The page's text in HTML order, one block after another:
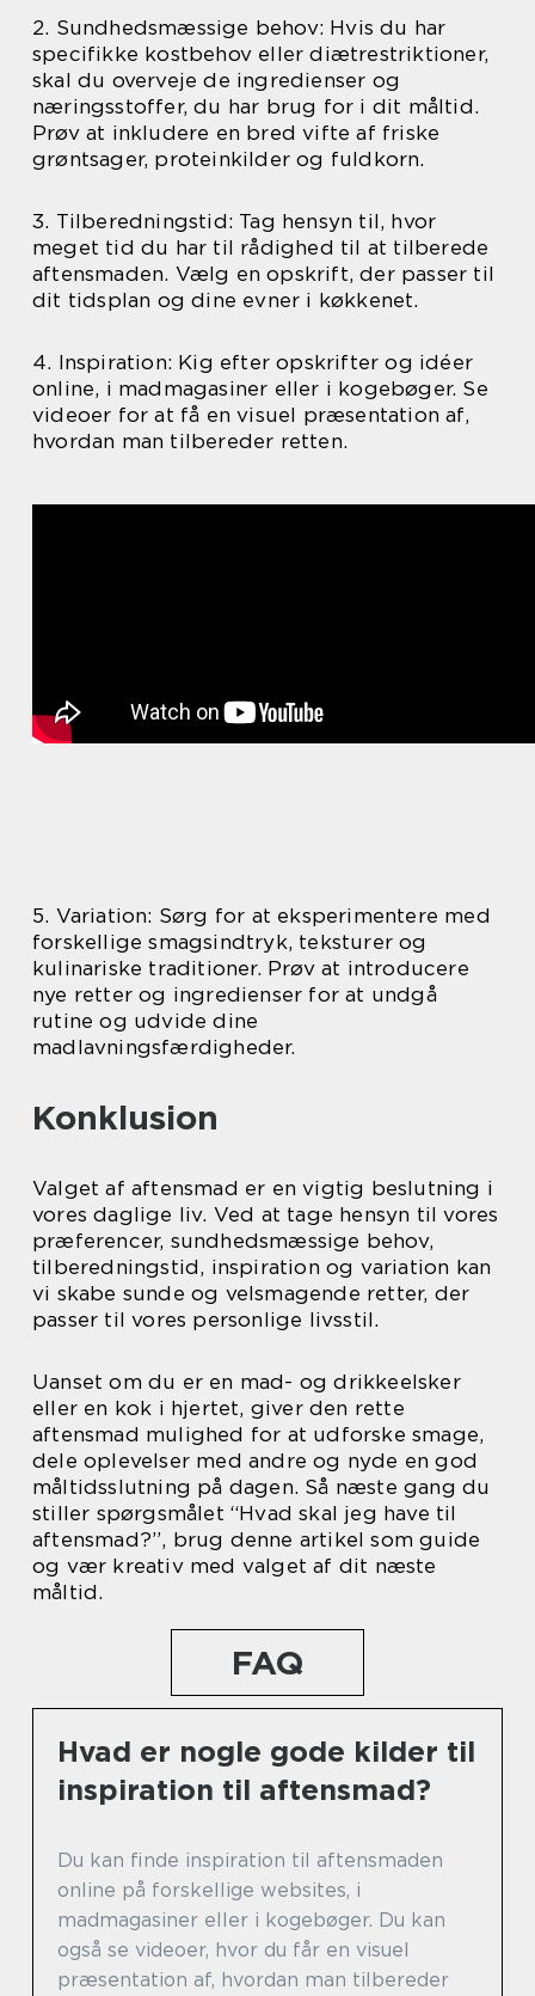
2. Sundhedsmæssige behov: Hvis du har
specifikke kostbehov eller diætrestriktioner,
skal du overveje de ingredienser og
næringsstoffer, du har brug for i dit måltid.
Prøv at inkludere en bred vifte af friske
grøntsager, proteinkilder og fuldkorn.
3. Tilberedningstid: Tag hensyn til, hvor
meget tid du har til rådighed til at tilberede
aftensmaden. Vælg en opskrift, der passer til
dit tidsplan og dine evner i køkkenet.
4. Inspiration: Kig efter opskrifter og idéer
online, i madmagasiner eller i kogebøger. Se
videoer for at få en visuel præsentation af,
hvordan man tilbereder retten.
5. Variation: Sørg for at eksperimentere med
forskellige smagsindtryk, teksturer og
kulinariske traditioner. Prøv at introducere
nye retter og ingredienser for at undgå
rutine og udvide dine
madlavningsfærdigheder.
Konklusion
Valget af aftensmad er en vigtig beslutning i
vores daglige liv. Ved at tage hensyn til vores
præferencer, sundhedsmæssige behov,
tilberedningstid, inspiration og variation kan
vi skabe sunde og velsmagende retter, der
passer til vores personlige livsstil.
Uanset om du er en mad- og drikkeelsker
eller en kok i hjertet, giver den rette
aftensmad mulighed for at udforske smage,
dele oplevelser med andre og nyde en god
måltidsslutning på dagen. Så næste gang du
stiller spørgsmålet “Hvad skal jeg have til
aftensmad?”, brug denne artikel som guide
og vær kreativ med valget af dit næste
måltid.
FAQ
Hvad er nogle gode kilder til
inspiration til aftensmad?
Du kan finde inspiration til aftensmaden
online på forskellige websites, i
madmagasiner eller i kogebøger. Du kan
også se videoer, hvor du får en visuel
præsentation af, hvordan man tilbereder